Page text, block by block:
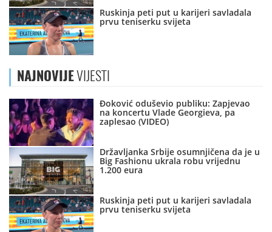
Ruskinja peti put u karijeri savladala
prvu teniserku svijeta
NAJNOVIJEVIJESTI
Đoković oduševio publiku: Zapjevao
na koncertu Vlade Georgieva, pa
zaplesao (VIDEO)
Državljanka Srbije osumnjičena da je u
Big Fashionu ukrala robu vrijednu
1.200 eura
Ruskinja peti put u karijeri savladala
prvu teniserku svijeta